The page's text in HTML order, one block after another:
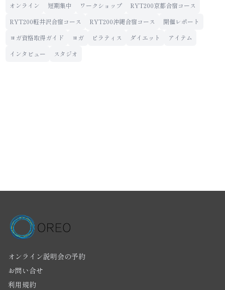
オンライン
短期集中 ワークショップ
RYT200京都合宿コース
RYT200軽井沢合宿コース
RYT200沖縄合宿コース
開催レポート
ヨガ資格取得ガイド
ヨガ ピラティス ダイエット
アイテム
インタビュー
スタジオ
オンライン説明会の予約
お問い合せ
利用規約